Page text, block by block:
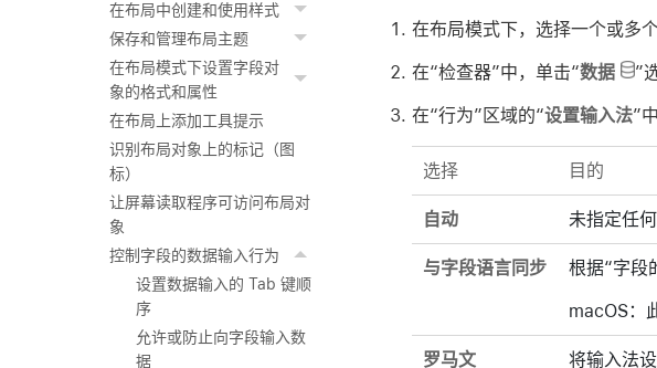
在布局中创建和使用样式
保存和管理布局主题
在布局模式下设置字段对
象的格式和属性
在布局上添加工具提示
识别布局对象上的标记（图
标）
让屏幕读取程序可访问布局对
象
控制字段的数据输入行为
设置数据输入的 Tab 键顺
序
允许或防止向字段输入数
据
在布局模式下，选择一个或多个
在“检查器”中，单击“数据 ”
在“行为”区域的“设置输入法”
选择 目的
自动 未指定任
与字段语言同步 根据“字段
macOS：
罗马文 将输入法